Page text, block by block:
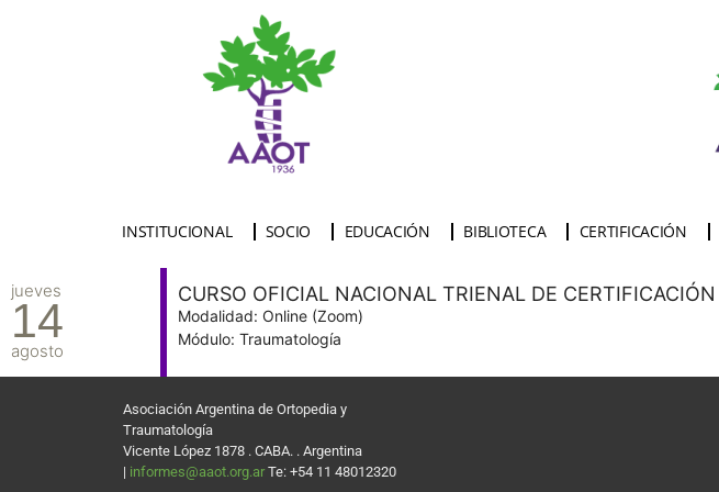
INSTITUCIONAL SOCIO EDUCACIÓN BIBLIOTECA CERTIFICACIÓN
jueves
14
agosto
CURSO OFICIAL NACIONAL TRIENAL DE CERTIFICACIÓN
Modalidad: Online (Zoom)
Módulo: Traumatología
Asociación Argentina de Ortopedia y
Traumatología
Vicente López 1878 . CABA. . Argentina
| informes@aaot.org.ar Te: +54 11 48012320